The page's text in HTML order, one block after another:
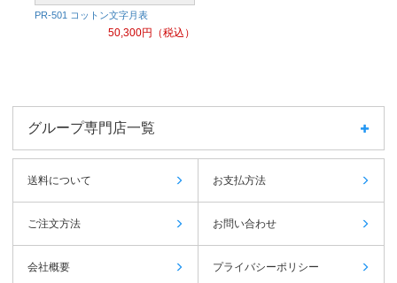
PR-501 コットン文字月表
50,300円（税込）
グループ専門店一覧
送料について お支払方法
ご注文方法 お問い合わせ
会社概要 プライバシーポリシー